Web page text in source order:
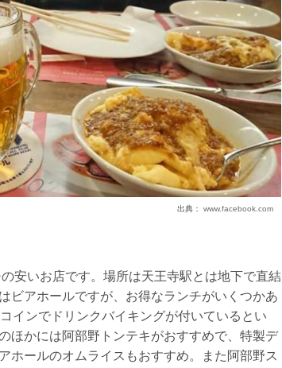
出典： www.facebook.com
安いお店です。場所は天王寺駅とは地下で直結
ビアホールですが、お得なランチがいくつかあ
インでドリンクバイキングが付いているとい
ほかには阿部野トンテキがおすすめで、特製デ
ホールのオムライスもおすすめ。また阿部野ス